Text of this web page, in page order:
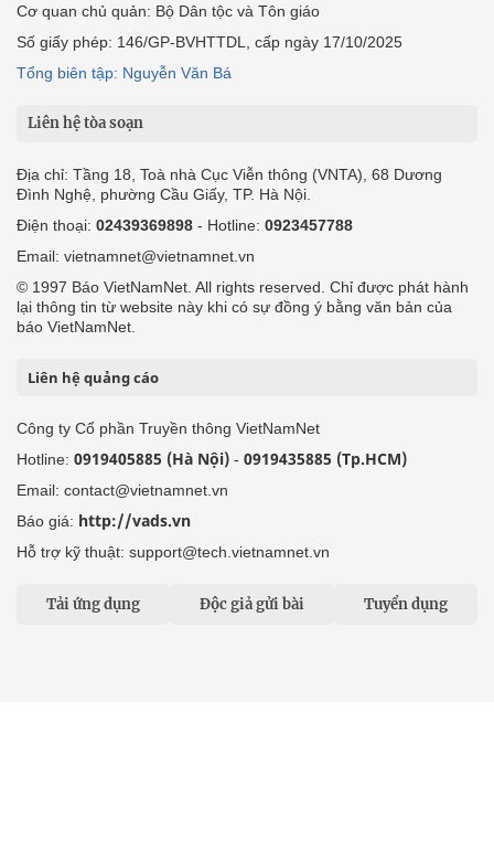
Cơ quan chủ quản: Bộ Dân tộc và Tôn giáo
Số giấy phép: 146/GP-BVHTTDL, cấp ngày 17/10/2025
Tổng biên tập: Nguyễn Văn Bá
Liên hệ tòa soạn
Địa chỉ: Tầng 18, Toà nhà Cục Viễn thông (VNTA), 68 Dương
Đình Nghệ, phường Cầu Giấy, TP. Hà Nội.
Điện thoại: 02439369898 - Hotline: 0923457788
Email: vietnamnet@vietnamnet.vn
© 1997 Báo VietNamNet. All rights reserved. Chỉ được phát hành
lại thông tin từ website này khi có sự đồng ý bằng văn bản của
báo VietNamNet.
Liên hệ quảng cáo
Công ty Cổ phần Truyền thông VietNamNet
Hotline: 0919405885 (Hà Nội) - 0919435885 (Tp.HCM)
Email: contact@vietnamnet.vn
Báo giá: http://vads.vn
Hỗ trợ kỹ thuật: support@tech.vietnamnet.vn
Tải ứng dụng Độc giả gửi bài Tuyển dụng